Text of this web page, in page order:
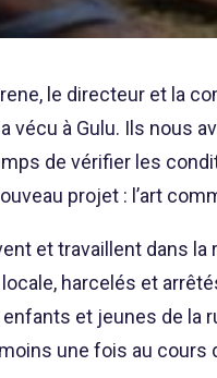
le directeur et la
à Gulu. Ils nous
de vérifier les
projet : l’art
et travaillent dans
harcelés et
et jeunes de
une fois au cours